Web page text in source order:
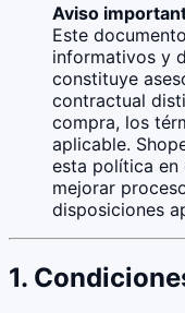
Aviso
Este
informativos y
constituye
contractual
compra, los
aplicable.
esta política en
mejorar
disposiciones
1.